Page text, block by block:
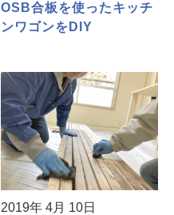
OSB合板を使ったキッチ
ンワゴンをDIY
2019年 4月 10日